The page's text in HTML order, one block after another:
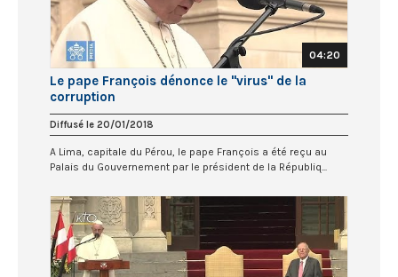
04:20
Le pape François dénonce le "virus" de la
corruption
Diffusé le 20/01/2018
A Lima, capitale du Pérou, le pape François a été reçu au
Palais du Gouvernement par le président de la Républiq...